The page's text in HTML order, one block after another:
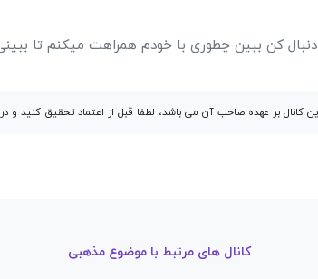
کن ببین چطوری با خودم همراهت میکنم تا
بر عهده صاحب آن می باشد، لطفا قبل از اعتماد تحقیق کنید
کانال های مرتبط با موضوع مذهبی